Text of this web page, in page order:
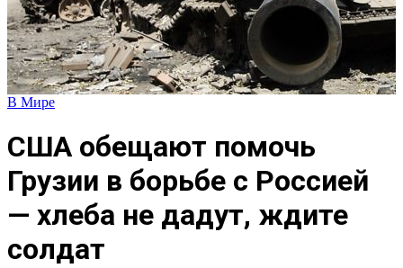
В Мире
США обещают помочь
Грузии в борьбе с Россией
— хлеба не дадут, ждите
солдат